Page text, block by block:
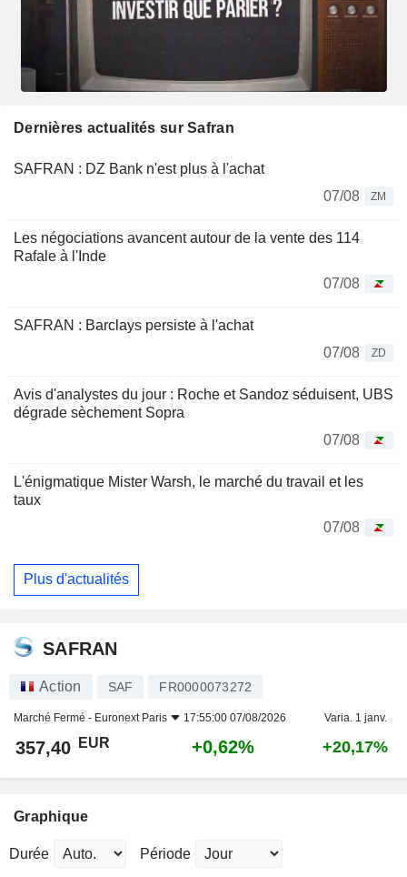
Dernières actualités sur Safran
SAFRAN : DZ Bank n'est plus à l'achat
07/08
ZM
Les négociations avancent autour de la vente des 114
Rafale à l'Inde
07/08
SAFRAN : Barclays persiste à l'achat
07/08
ZD
Avis d'analystes du jour : Roche et Sandoz séduisent, UBS
dégrade sèchement Sopra
07/08
L'énigmatique Mister Warsh, le marché du travail et les
taux
07/08
Plus d'actualités
SAFRAN
Action SAF FR0000073272
Marché Fermé - Euronext Paris 17:55:00 07/08/2026 Varia. 1 janv.
357,40 EUR +0,62% +20,17%
Graphique
Durée Période